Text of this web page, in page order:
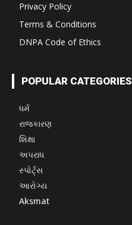
Privacy Policy
Terms & Conditions
DNPA Code of Ethics
POPULAR CATEGORIES
ધર્મ
રાજકારણ
શિક્ષા
અપરાધ
સ્પોર્ટ્સ
આરોગ્ય
Aksmat